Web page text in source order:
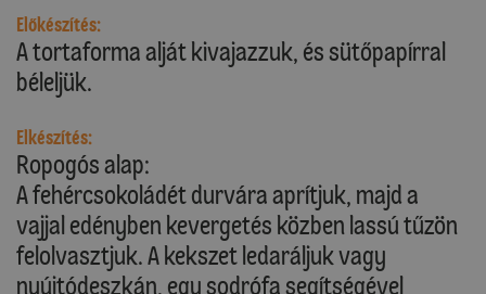
Előkészítés:
A tortaforma alját kivajazzuk, és sütőpapírral
béleljük.
Elkészítés:
Ropogós alap:
A fehércsokoládét durvára aprítjuk, majd a
vajjal edényben kevergetés közben lassú tűzön
felolvasztjuk. A kekszet ledaráljuk vagy
nyújtódeszkán, egy sodrófa segítségével